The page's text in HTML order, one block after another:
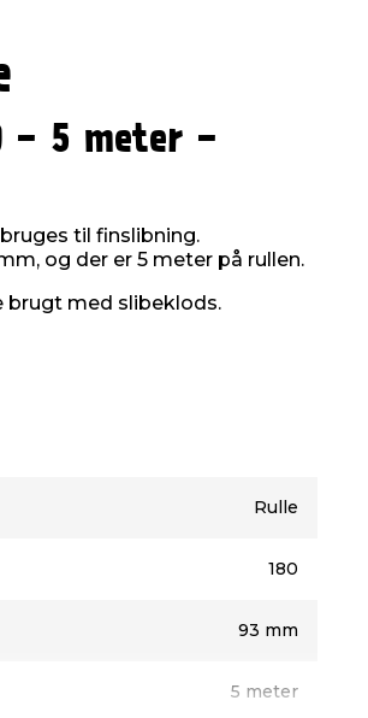
- 5 meter -
til finslibning.
og der er 5 meter på rullen.
brugt med slibeklods.
Rulle
180
93 mm
5 meter